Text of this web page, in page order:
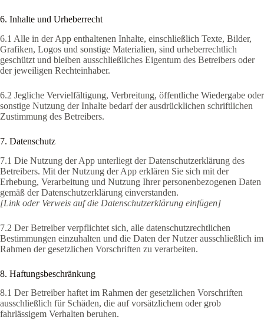
6. Inhalte und Urheberrecht
6.1 Alle in der App enthaltenen Inhalte, einschließlich Texte, Bilder,
Grafiken, Logos und sonstige Materialien, sind urheberrechtlich
geschützt und bleiben ausschließliches Eigentum des Betreibers oder
der jeweiligen Rechteinhaber.
6.2 Jegliche Vervielfältigung, Verbreitung, öffentliche Wiedergabe oder
sonstige Nutzung der Inhalte bedarf der ausdrücklichen schriftlichen
Zustimmung des Betreibers.
7. Datenschutz
7.1 Die Nutzung der App unterliegt der Datenschutzerklärung des
Betreibers. Mit der Nutzung der App erklären Sie sich mit der
Erhebung, Verarbeitung und Nutzung Ihrer personenbezogenen Daten
gemäß der Datenschutzerklärung einverstanden.
[Link oder Verweis auf die Datenschutzerklärung einfügen]
7.2 Der Betreiber verpflichtet sich, alle datenschutzrechtlichen
Bestimmungen einzuhalten und die Daten der Nutzer ausschließlich im
Rahmen der gesetzlichen Vorschriften zu verarbeiten.
8. Haftungsbeschränkung
8.1 Der Betreiber haftet im Rahmen der gesetzlichen Vorschriften
ausschließlich für Schäden, die auf vorsätzlichem oder grob
fahrlässigem Verhalten beruhen.